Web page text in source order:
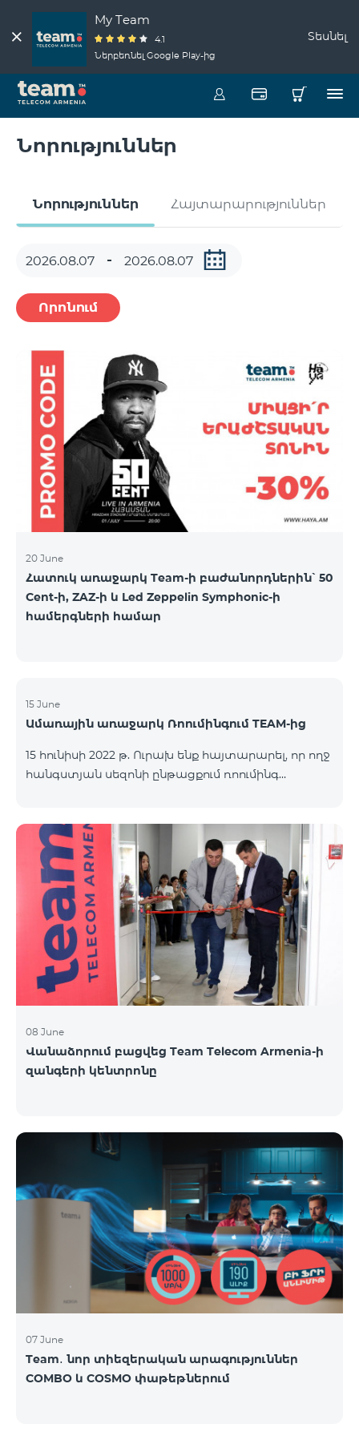
My Team
4.1
Ներբեռնել Google Play-ից
Տեսնել
Նորություններ
Նորություններ Հայտարարություններ
Որոնում
20 June
Հատուկ առաջարկ Team-ի բաժանորդներին՝ 50
Cent-ի, ZAZ-ի և Led Zeppelin Symphonic-ի
համերգների համար
15 June
Ամառային առաջարկ Ռոումինգում TEAM-ից
15 հունիսի 2022 թ. Ուրախ ենք հայտարարել, որ ողջ
հանգստյան սեզոնի ընթացքում ռոումինգ
մեր բաժանորդները կկարողանան օգտվել 9000
դրամով 12000 դրամի փոխարեն: «Ռոումինգ
փաթեթ 1000 ՄԲ» ծառայությունը հասանելի կլինի
4500 դրամով 6000 դրամի փոխարեն, իսկ
«Ռոումինգ փաթեթ 500 ՄԲ» ծառայությունը՝ 2625
դրամ 3500 դրամի փոխարեն: Նշված ինտերնետ
փաթեթներից մեր բաժանորդները կկարողանան
օգտվել աշխարհի ավելի քան 65 երկրում՝
Եվրոպայում, Մ
08 June
Վանաձորում բացվեց Team Telecom Armenia-ի
զանգերի կենտրոնը
07 June
Team․ նոր տիեզերական արագություններ
COMBO և COSMO փաթեթներում